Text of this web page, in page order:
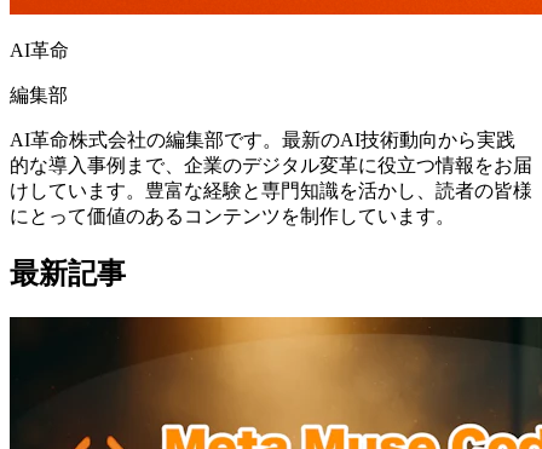
AI革命
編集部
AI革命株式会社の編集部です。最新のAI技術動向から実践
的な導入事例まで、企業のデジタル変革に役立つ情報をお届
けしています。豊富な経験と専門知識を活かし、読者の皆様
にとって価値のあるコンテンツを制作しています。
最新記事